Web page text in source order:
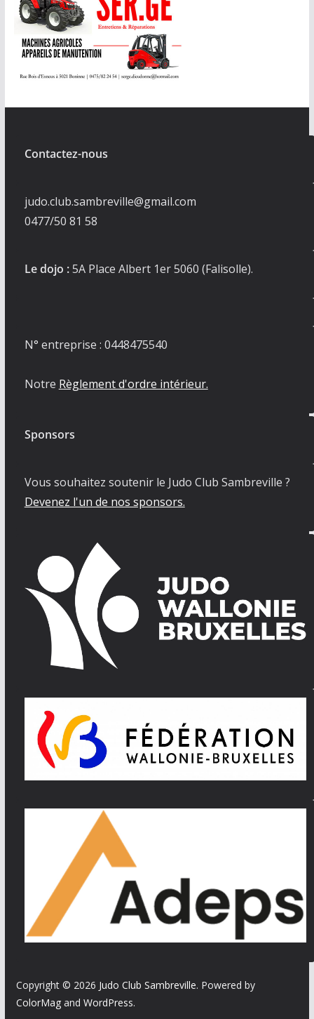
Contactez-nous
judo.club.sambreville@gmail.com
0477/50 81 58
Le dojo :5A Place Albert 1er 5060 (Falisolle).
N° entreprise : 0448475540
Notre Règlement d'ordre intérieur.
Sponsors
Vous souhaitez soutenir le Judo Club Sambreville ?
Devenez l'un de nos sponsors.
Copyright © 2026 Judo Club Sambreville. Powered by
ColorMagand WordPress.